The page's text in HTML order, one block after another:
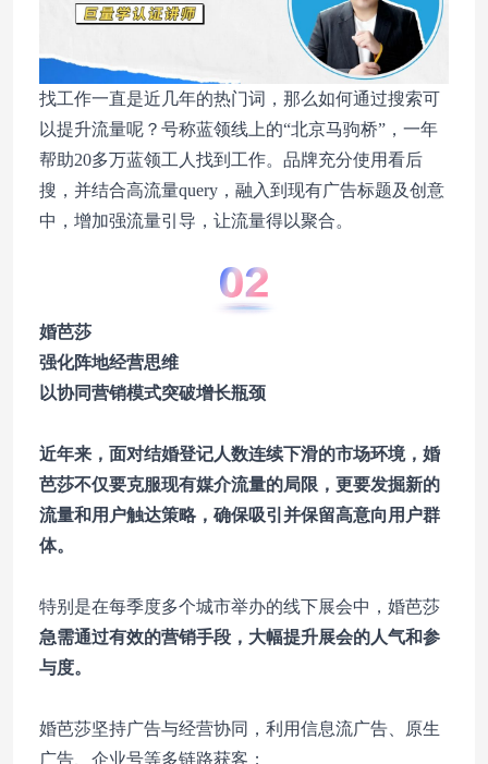
找工作一直是近几年的热门词，那么如何通过搜索可
以提升流量呢？号称蓝领线上的“北京马驹桥”，一年
帮助20多万蓝领工人找到工作。品牌充分使用看后
搜，并结合高流量query，融入到现有广告标题及创意
中，增加强流量引导，让流量得以聚合。
婚芭莎
强化阵地经营思维
以协同营销模式突破增长瓶颈
近年来，面对结婚登记人数连续下滑的市场环境，婚
芭莎不仅要克服现有媒介流量的局限，更要发掘新的
流量和用户触达策略，确保吸引并保留高意向用户群
体。
特别是在每季度多个城市举办的线下展会中，婚芭莎
急需通过有效的营销手段，大幅提升展会的人气和参
与度。
婚芭莎坚持广告与经营协同，利用信息流广告、原生
广告、企业号等多链路获客；